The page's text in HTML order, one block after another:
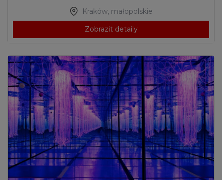
Kraków, małopolskie
Zobrazit detaily